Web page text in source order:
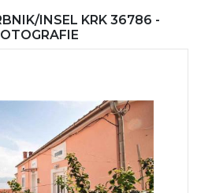
INSEL KRK 36786 -